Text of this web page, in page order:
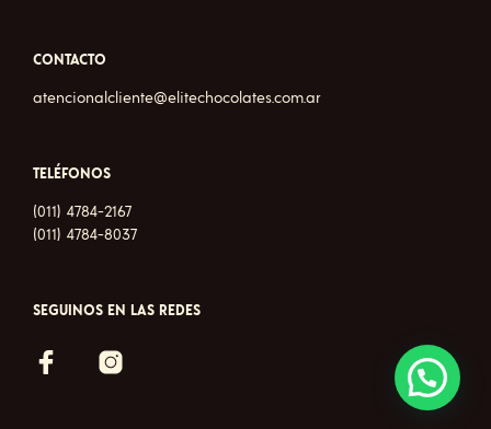
CONTACTO
atencionalcliente@elitechocolates.com.ar
TELÉFONOS
(011) 4784-2167
(011) 4784-8037
SEGUINOS EN LAS REDES